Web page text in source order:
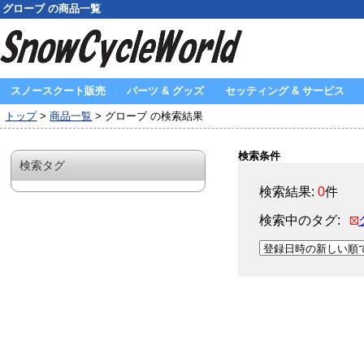
グローブ の商品一覧
スノースクート販売 パーツ & グッズ セッティング & サービス
トップ>商品一覧 > グローブ の検索結果
検索条件
検索結果: 0件
検索中のタグ:
検索タグ